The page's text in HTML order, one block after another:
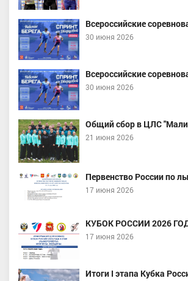
Всероссийские
30 июня 2026
Всероссийские
30 июня 2026
Общий сбор в ЦЛС
21 июня 2026
Первенство России по
17 июня 2026
КУБОК РОССИИ 2026
17 июня 2026
Итоги I этапа Кубка